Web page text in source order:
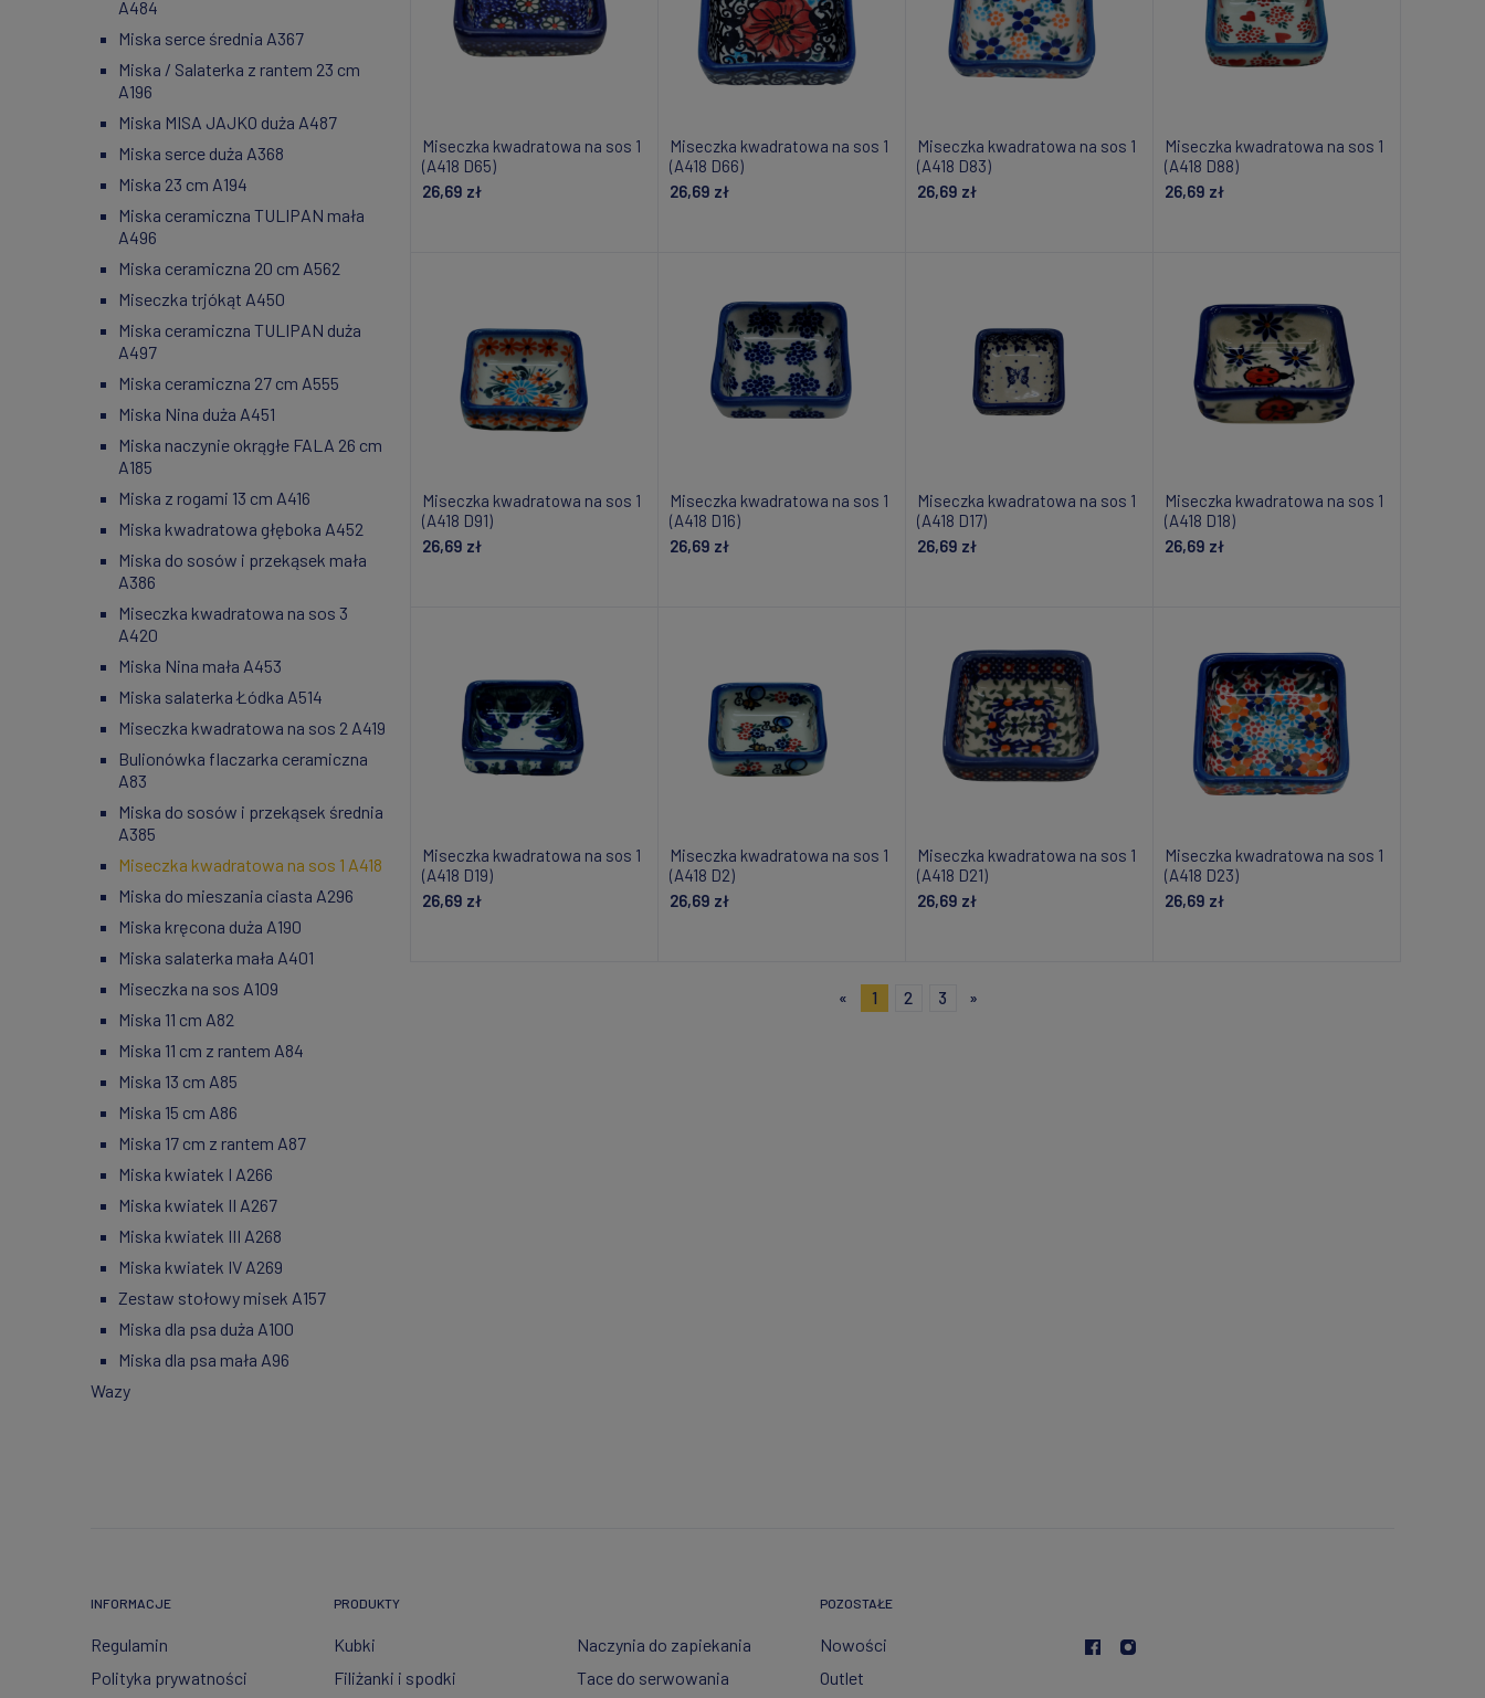
A484
Miska serce średnia A367
Miska / Salaterka z rantem 23 cm
A196
Miska MISA JAJKO duża A487
Miska serce duża A368
Miska 23 cm A194
Miska ceramiczna TULIPAN mała
A496
Miska ceramiczna 20 cm A562
Miseczka trjókąt A450
Miska ceramiczna TULIPAN duża
A497
Miska ceramiczna 27 cm A555
Miska Nina duża A451
Miska naczynie okrągłe FALA 26 cm
A185
Miska z rogami 13 cm A416
Miska kwadratowa głęboka A452
Miska do sosów i przekąsek mała
A386
Miseczka kwadratowa na sos 3
A420
Miska Nina mała A453
Miska salaterka Łódka A514
Miseczka kwadratowa na sos 2 A419
Bulionówka flaczarka ceramiczna
A83
Miska do sosów i przekąsek średnia
A385
Miseczka kwadratowa na sos 1 A418
Miska do mieszania ciasta A296
Miska kręcona duża A190
Miska salaterka mała A401
Miseczka na sos A109
Miska 11 cm A82
Miska 11 cm z rantem A84
Miska 13 cm A85
Miska 15 cm A86
Miska 17 cm z rantem A87
Miska kwiatek I A266
Miska kwiatek II A267
Miska kwiatek III A268
Miska kwiatek IV A269
Zestaw stołowy misek A157
Miska dla psa duża A100
Miska dla psa mała A96
Wazy
Miseczka kwadratowa na sos 1
(A418 D65)
26,69 zł
Miseczka kwadratowa na sos 1
(A418 D66)
26,69 zł
Miseczka kwadratowa na sos 1
(A418 D83)
26,69 zł
Miseczka kwadratowa na sos 1
(A418 D88)
26,69 zł
Miseczka kwadratowa na sos 1
(A418 D91)
26,69 zł
Miseczka kwadratowa na sos 1
(A418 D16)
26,69 zł
Miseczka kwadratowa na sos 1
(A418 D17)
26,69 zł
Miseczka kwadratowa na sos 1
(A418 D18)
26,69 zł
Miseczka kwadratowa na sos 1
(A418 D19)
26,69 zł
Miseczka kwadratowa na sos 1
(A418 D2)
26,69 zł
Miseczka kwadratowa na sos 1
(A418 D21)
26,69 zł
Miseczka kwadratowa na sos 1
(A418 D23)
26,69 zł
« 1 2 3 »
INFORMACJE
Regulamin
Polityka prywatności
PRODUKTY
Kubki
Filiżanki i spodki
Naczynia do zapiekania
Tace do serwowania
POZOSTAŁE
Nowości
Outlet